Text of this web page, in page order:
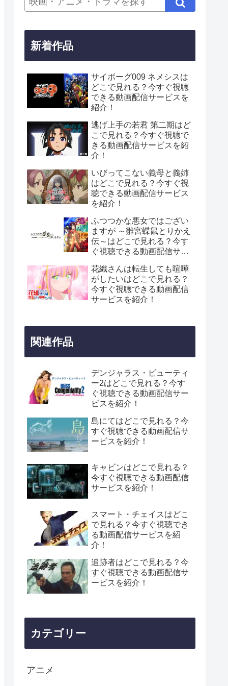
新着作品
サイボーグ009 ネメシスは
どこで見れる？今すぐ視聴
できる動画配信サービスを
紹介！
逃げ上手の若君 第二期はど
こで見れる？今すぐ視聴で
きる動画配信サービスを紹
介！
いびってこない義母と義姉
はどこで見れる？今すぐ視
聴できる動画配信サービス
を紹介！
ふつつかな悪女ではござい
ますが ～雛宮蝶鼠とりかえ
伝～はどこで見れる？今す
ぐ視聴できる動画配信サー
花織さんは転生しても喧嘩
がしたいはどこで見れる？
今すぐ視聴できる動画配信
サービスを紹介！
関連作品
デンジャラス・ビューティ
ー2はどこで見れる？今す
ぐ視聴できる動画配信サー
ビスを紹介！
島にてはどこで見れる？今
すぐ視聴できる動画配信サ
ービスを紹介！
キャビンはどこで見れる？
今すぐ視聴できる動画配信
サービスを紹介！
スマート・チェイスはどこ
で見れる？今すぐ視聴でき
る動画配信サービスを紹
介！
追跡者はどこで見れる？今
すぐ視聴できる動画配信サ
ービスを紹介！
カテゴリー
アニメ